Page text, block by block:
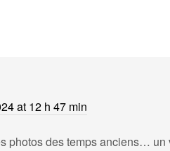
at 12 h 47 min
photos des temps anciens… un